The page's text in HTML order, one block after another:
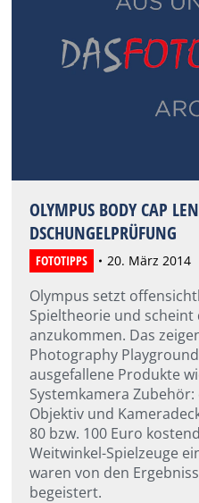
OLYMPUS BODY CAP
DSCHUNGELPRÜFUNG
FOTOTIPPS 20. März 2014
Olympus setzt
Spieltheorie und
anzukommen. Das
Photography
ausgefallene Produkte
Systemkamera
Objektiv und
80 bzw. 100 Euro
Weitwinkel-Spielzeuge
waren von den
begeistert.